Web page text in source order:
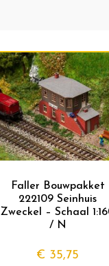
Faller Bouwpakket
222109 Seinhuis
Zweckel – Schaal
/ N
€ 35,75